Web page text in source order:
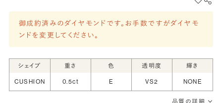
御成約済みのダイヤモンドです。お手数ですがダイヤモ
ンドを変更してください。
シェイプ 重さ 色 透明度 輝き
CUSHION 0.5ct E VS2 NONE